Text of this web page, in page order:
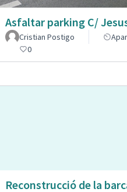
Asfaltar parking C/
Cristian Postigo
0
Reconstrucció de la